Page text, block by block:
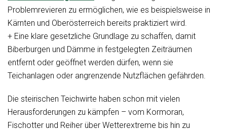
Problemrevieren zu ermöglichen, wie es beispielsweise in
Kärnten und Oberösterreich bereits praktiziert wird.
+ Eine klare gesetzliche Grundlage zu schaffen, damit
Biberburgen und Dämme in festgelegten Zeiträumen
entfernt oder geöffnet werden dürfen, wenn sie
Teichanlagen oder angrenzende Nutzflächen gefährden.
Die steirischen Teichwirte haben schon mit vielen
Herausforderungen zu kämpfen – vom Kormoran,
Fischotter und Reiher über Wetterextreme bis hin zu